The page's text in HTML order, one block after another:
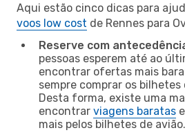
Aqui estão cinco dicas para
voos low cost de Rennes para
Reserve com
pessoas esperem até ao
encontrar ofertas mais
sempre comprar os
Desta forma, existe uma
encontrar viagens baratas
mais pelos bilhetes de avião.